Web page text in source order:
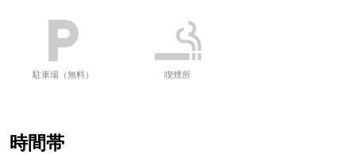
駐車場（無料） 喫煙所
時間帯